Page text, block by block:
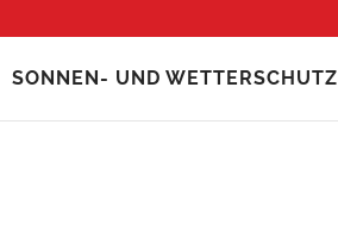
SONNEN- UND WETTERSCHUTZ